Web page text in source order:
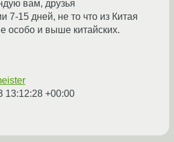
вам, друзья
7-15 дней, не то что из Китая
особо и выше китайских.
13:12:28 +00:00